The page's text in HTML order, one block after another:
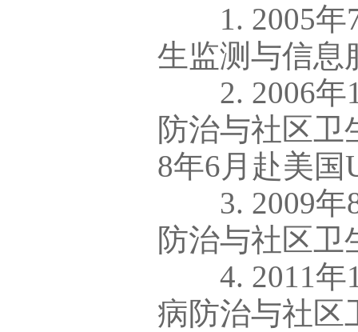
1. 2005年7
生监测与信息
2. 2006年
防治与社区卫
8年6月赴美
3. 2009年8
防治与社区卫
4. 2011年
病防治与社区